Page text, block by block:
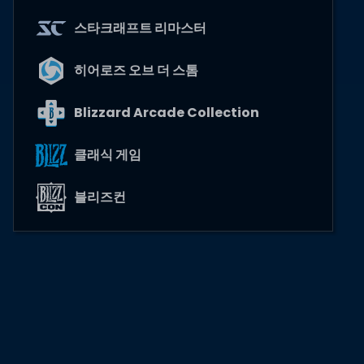
스타크래프트 리마스터
히어로즈 오브 더 스톰
Blizzard Arcade Collection
클래식 게임
블리즈컨